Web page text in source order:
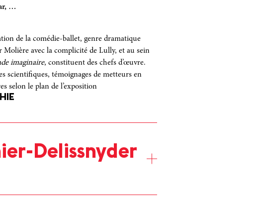
dévot, l’indécise Célimène et la naïve
vices et vertus, satire de la médecine
condition des femmes, jalousie et
et emblématiques d’un metteur en scène –
costumier – Suzanne Lalique, Christian
de la mode du temps ou de la
de l’imaginaire d’un créateur.
caftan de Louis Seigner en
…
de la comédie-ballet, genre dramatique
avec la complicité de Lully, et au sein
imaginaire, constituent des chefs d’œuvre.
scientifiques, témoignages de metteurs en
selon le plan de l’exposition
Delissnyder